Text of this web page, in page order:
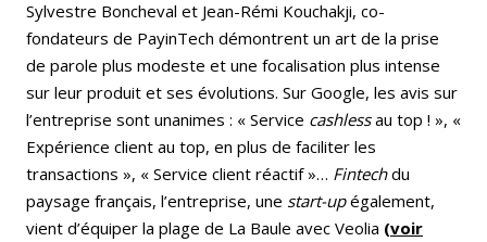
Sylvestre Boncheval et Jean-Rémi Kouchakji, co-
fondateurs de PayinTech démontrent un art de la prise
de parole plus modeste et une focalisation plus intense
sur leur produit et ses évolutions. Sur Google, les avis sur
l’entreprise sont unanimes : « Service cashlessau top ! », «
Expérience client au top, en plus de faciliter les
transactions », « Service client réactif »… Fintechdu
paysage français, l’entreprise, une start-upégalement,
vient d’équiper la plage de La Baule avec Veolia (voir